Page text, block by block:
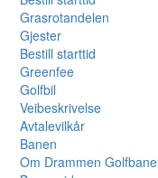
Grasrotandelen
Gjester
Bestill starttid
Greenfee
Golfbil
Veibeskrivelse
Avtalevilkår
Banen
Om Drammen Golfbane